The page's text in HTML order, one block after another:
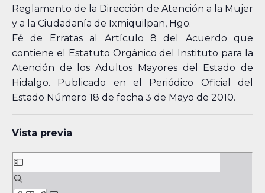
Reglamento de la Dirección de Atención a la Mujer
y a la Ciudadanía de Ixmiquilpan, Hgo.
Fé de Erratas al Artículo 8 del Acuerdo que
contiene el Estatuto Orgánico del Instituto para la
Atención de los Adultos Mayores del Estado de
Hidalgo. Publicado en el Periódico Oficial del
Estado Número 18 de fecha 3 de Mayo de 2010.
Vista previa
Skip
to
PDF